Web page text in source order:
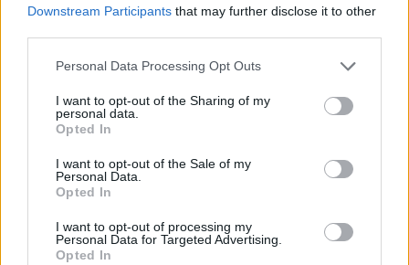
Downstream Participants that may further disclose it to other
Personal Data Processing Opt Outs
I want to opt-out of the Sharing of my
personal data.
Opted In
I want to opt-out of the Sale of my
Personal Data.
Opted In
I want to opt-out of processing my
Personal Data for Targeted Advertising.
Opted In
Ananas-Buttermilch-Kuchen
Mohn-Rahm-Kuchen
Leicht
Flaumiger Vanillekuchen